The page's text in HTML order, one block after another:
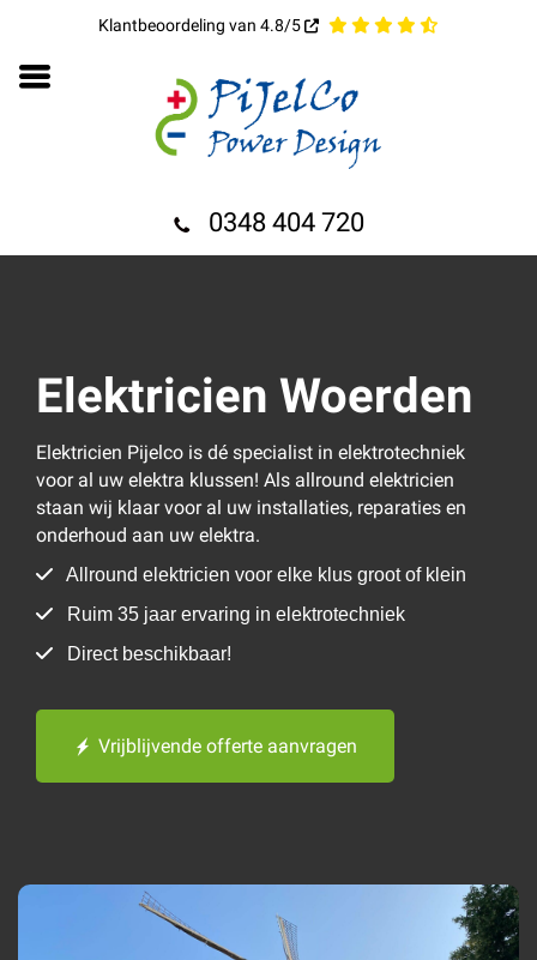
Klantbeoordeling van 4.8/5
0348 404 720
Elektricien Woerden
Elektricien Pijelco is dé specialist in elektrotechniek
voor al uw elektra klussen! Als allround elektricien
staan wij klaar voor al uw installaties, reparaties en
onderhoud aan uw elektra.
Allround elektricien voor elke klus groot of klein
Ruim 35 jaar ervaring in elektrotechniek
Direct beschikbaar!
Vrijblijvende offerte aanvragen